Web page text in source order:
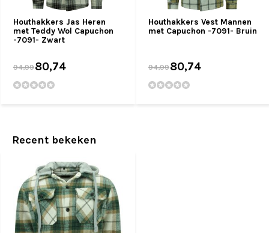
Houthakkers Jas Heren
met Teddy Wol Capuchon
-7091- Zwart
94,9980,74
Houthakkers Vest Mannen
met Capuchon -7091- Bruin
94,9980,74
Recent bekeken